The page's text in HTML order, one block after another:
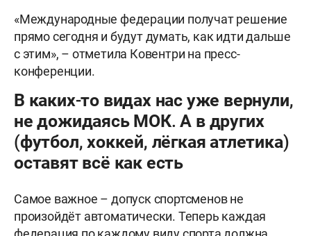
«Международные федерации получат решение
прямо сегодня и будут думать, как идти дальше
с этим», – отметила Ковентри на пресс-
конференции.
В каких-то видах нас уже вернули,
не дожидаясь МОК. А в других
(футбол, хоккей, лёгкая атлетика)
оставят всё как есть
Самое важное – допуск спортсменов не
произойдёт автоматически. Теперь каждая